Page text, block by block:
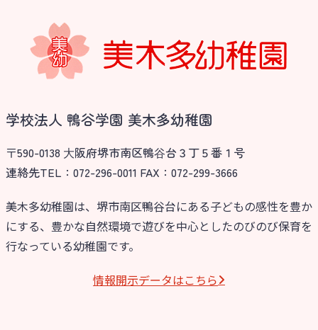
学校法人 鴨谷学園 美木多幼稚園
〒590-0138 ⼤阪府堺市南区鴨⾕台３丁５番１号
連絡先TEL：072-296-0011 FAX：072-299-3666
美木多幼稚園は、堺市南区鴨谷台にある子どもの感性を豊か
にする、豊かな自然環境で遊びを中心としたのびのび保育を
行なっている幼稚園です。
情報開⽰データはこちら